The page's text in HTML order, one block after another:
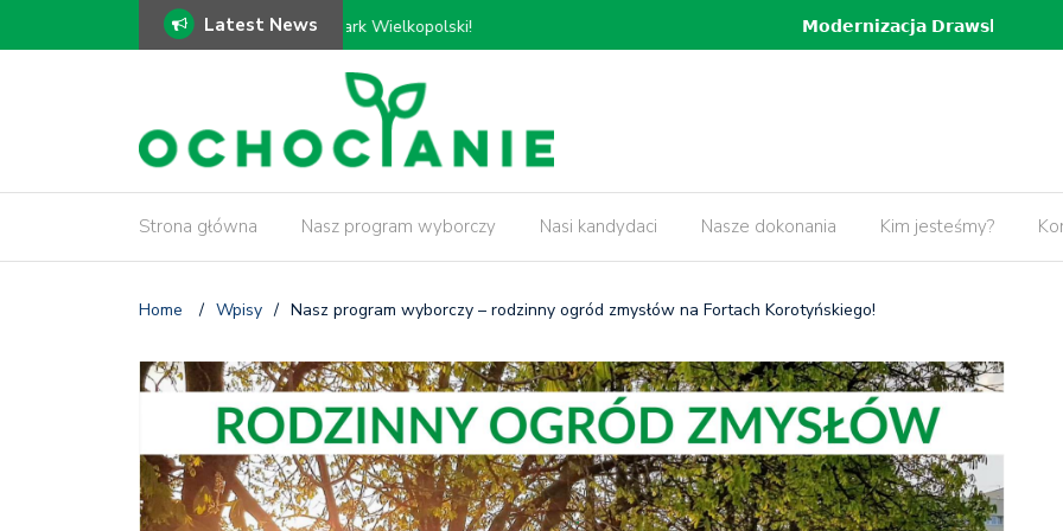
Latest News
𝗠𝗼𝗱𝗲𝗿𝗻𝗶𝘇𝗮𝗰𝗷𝗮 𝗗𝗿𝗮𝘄𝘀𝗸𝗶𝗲𝗷, 𝗽𝗿𝘇𝗲𝗯𝘂𝗱𝗼𝘄𝗮 𝗢𝗿𝘇𝗲𝘀𝘇𝗸𝗼𝘄𝗲𝗷 𝗼𝗿𝗮𝘇
𝗶𝗻𝘄𝗲𝗻𝘁𝗮𝗿𝘆𝘇𝗮𝗰𝗷𝗮 𝗱𝗿𝘇𝗲𝘄 𝘄 𝗻𝗮𝘀𝘇𝗲𝗷 𝗱𝘇𝗶𝗲𝗹𝗻𝗶𝗰𝘆!
Strona główna Nasz program wyborczy Nasi kandydaci Nasze dokonania Kim jesteśmy?
Home / Wpisy / Nasz program wyborczy – rodzinny ogród zmysłów na Fortach Korotyńskiego!